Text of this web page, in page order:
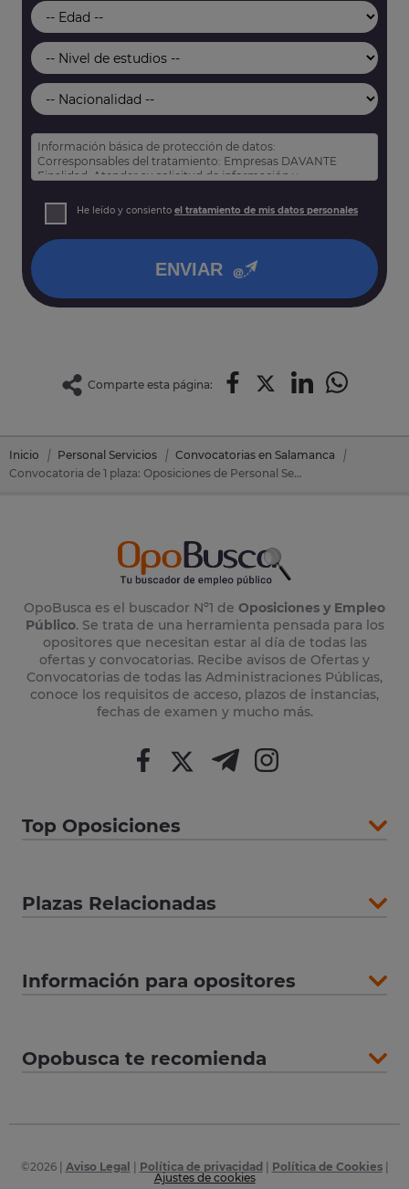
Información básica de protección de datos:
Corresponsables del tratamiento: Empresas DAVANTE
Finalidad: Atender su solicitud de información y
Derechos: Puede acceder, rectificar y suprimir sus datos,
así como otros derechos tal y como se explica en nuestra
He leído y consiento el tratamiento de mis datos personales
ENVIAR
Comparte esta página:
Inicio Personal Servicios
Convocatorias en Salamanca
Convocatoria de 1 plaza: Oposiciones de Personal Servicios en Peñaranda De Bracamonte (Salamanca)
OpoBusca es el buscador Nº1 de Oposiciones y Empleo
Público. Se trata de una herramienta pensada para los
opositores que necesitan estar al día de todas las
ofertas y convocatorias. Recibe avisos de Ofertas y
Convocatorias de todas las Administraciones Públicas,
conoce los requisitos de acceso, plazos de instancias,
fechas de examen y mucho más.
Top Oposiciones
Plazas Relacionadas
Información para opositores
Opobusca te recomienda
©2026| Aviso Legal Política de privacidad Política de Cookies|
Ajustes de cookies